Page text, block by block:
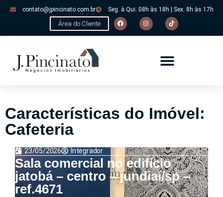
contato@jpincinato.com.br Seg. à Qui. 08h às 18h | Sex. 8h às 17h
Área do Cliente
Características do Imóvel:
Cafeteria
23/05/2026 Integrador
Sala comercial no edifício
jatobá – centro – jundiaí/sp –
ref.4671